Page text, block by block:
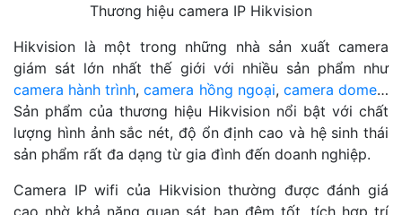
Thương hiệu camera IP Hikvision
Hikvision là một trong những nhà sản xuất camera
giám sát lớn nhất thế giới với nhiều sản phẩm như
camera hành trình,camera hồng ngoại, camera dome…
Sản phẩm của thương hiệu Hikvision nổi bật với chất
lượng hình ảnh sắc nét, độ ổn định cao và hệ sinh thái
sản phẩm rất đa dạng từ gia đình đến doanh nghiệp.
Camera IP wifi của Hikvision thường được đánh giá
cao nhờ khả năng quan sát ban đêm tốt, tích hợp trí